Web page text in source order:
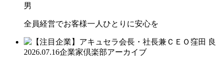
男
全員経営でお客様一人ひとりに安心を
2026.07.16企業家倶楽部アーカイブ